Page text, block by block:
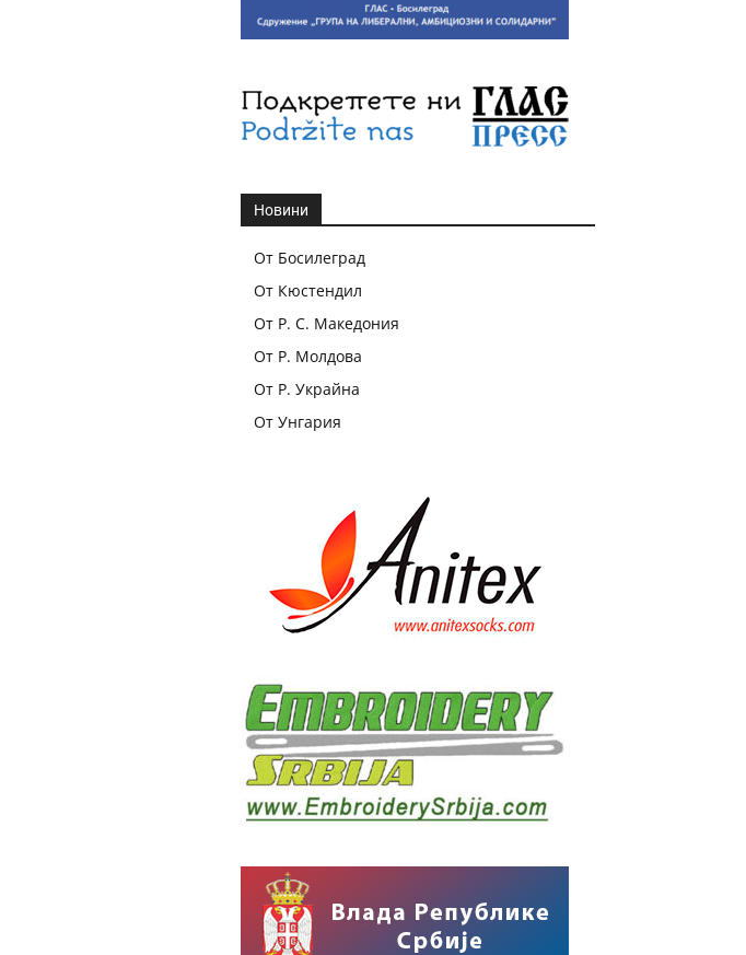
Новини
От Босилеград
От Кюстендил
От Р. С. Македония
От Р. Молдова
От Р. Украйна
От Унгария